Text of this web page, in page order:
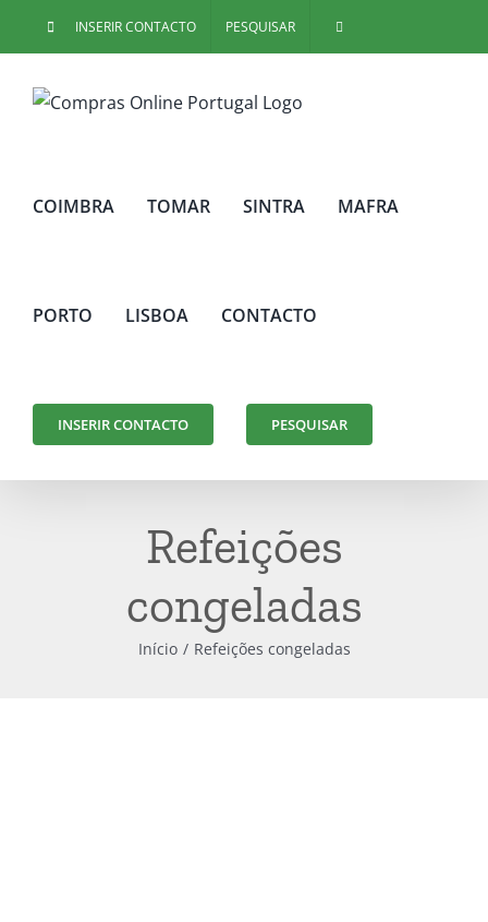
INSERIR CONTACTO PESQUISAR
COIMBRA TOMAR SINTRA MAFRA
PORTO LISBOA CONTACTO
INSERIR CONTACTO PESQUISAR
Refeições
congeladas
Início Refeições congeladas